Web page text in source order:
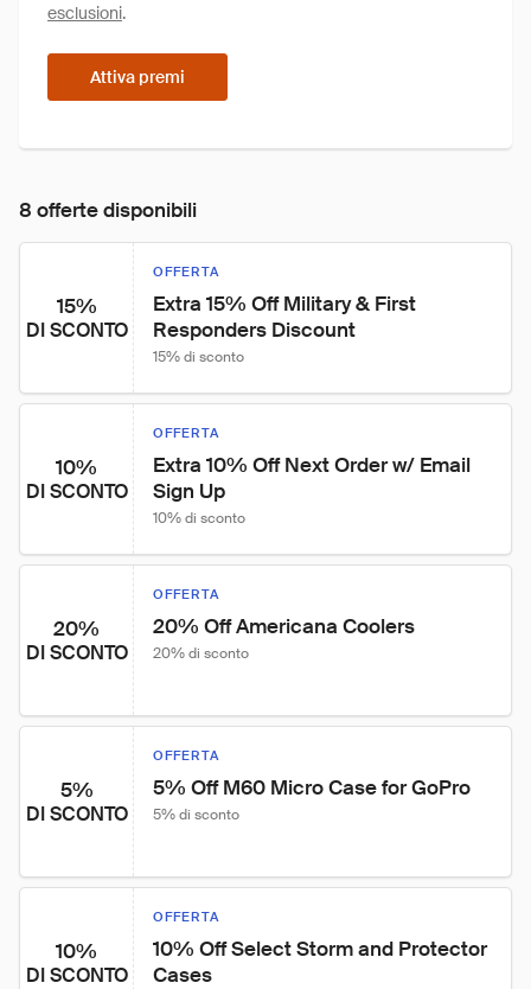
esclusioni.
Attiva premi
8 offerte disponibili
15%
DI SCONTO
OFFERTA
Extra 15% Off Military & First
Responders Discount
15% di sconto
10%
DI SCONTO
OFFERTA
Extra 10% Off Next Order w/ Email
Sign Up
10% di sconto
20%
DI SCONTO
OFFERTA
20% Off Americana Coolers
20% di sconto
5%
DI SCONTO
OFFERTA
5% Off M60 Micro Case for GoPro
5% di sconto
10%
DI SCONTO
OFFERTA
10% Off Select Storm and Protector
Cases